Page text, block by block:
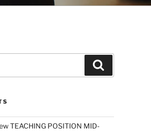
TEACHING POSITION MID-